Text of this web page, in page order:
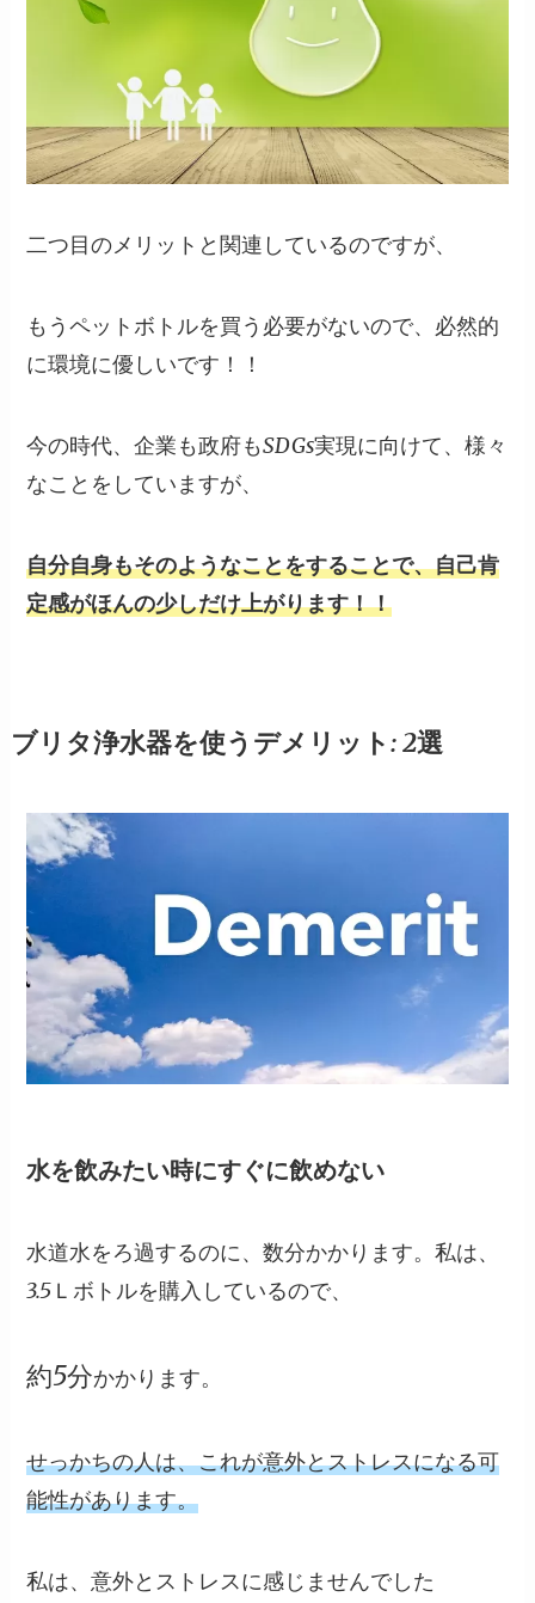
二つ目のメリットと関連しているのですが、
もうペットボトルを買う必要がないので、 必然的
に環境に優しいです！！
今の時代、企業も政府もSDGs実現に向けて、様々
なことをしていますが、
自分自身もそのようなことをすることで、自己肯
定感がほんの少しだけ上がります！！
ブリタ浄水器を使うデメリット: 2選
水を飲みたい時にすぐに飲めない
水道水をろ過するのに、数分かかります。私は、
3.5Ｌボトルを購入しているので、
約5分かかります。
せっかちの人は、これが意外とストレスになる可
能性があります。
私は、意外とストレスに感じませんでした